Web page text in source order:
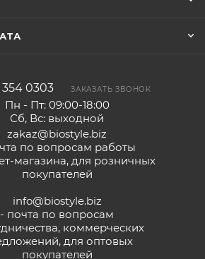
354 0303 ЗАКАЗАТЬ ЗВОНОК
Пн - Пт: 09:00-18:00
Сб, Вс: выходной
zakaz@biostyle.biz
по вопросам работы
магазина, для розничных
покупателей
info@biostyle.biz
- почта по вопросам
коммерческих
для оптовых
покупателей